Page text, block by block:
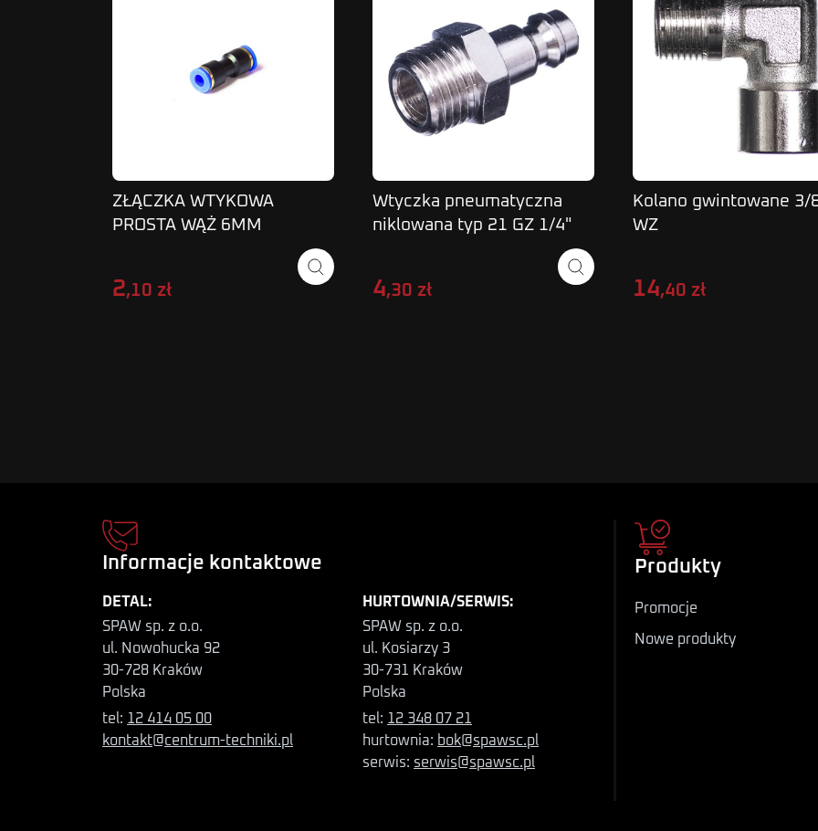
ZŁĄCZKA WTYKOWA
PROSTA WĄŻ 6MM
2,10 zł
Wtyczka pneumatyczna
niklowana typ 21 GZ 1/4"
4,30 zł
Kolano gwintowane 3/
WZ
14,40 zł
Informacje kontaktowe
DETAL:
SPAW sp. z o.o.
ul. Nowohucka 92
30-728 Kraków
Polska
tel: 12 414 05 00
kontakt@centrum-techniki.pl
HURTOWNIA/SERWIS:
SPAW sp. z o.o.
ul. Kosiarzy 3
30-731 Kraków
Polska
tel: 12 348 07 21
hurtownia: bok@spawsc.pl
serwis: serwis@spawsc.pl
Produkty
Promocje
Nowe produkty